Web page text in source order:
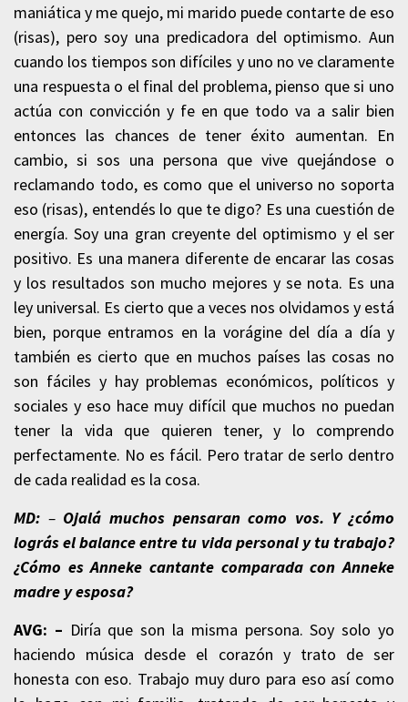
maniática y me quejo, mi marido puede contarte de eso
(risas), pero soy una predicadora del optimismo. Aun
cuando los tiempos son difíciles y uno no ve claramente
una respuesta o el final del problema, pienso que si uno
actúa con convicción y fe en que todo va a salir bien
entonces las chances de tener éxito aumentan. En
cambio, si sos una persona que vive quejándose o
reclamando todo, es como que el universo no soporta
eso (risas), entendés lo que te digo? Es una cuestión de
energía. Soy una gran creyente del optimismo y el ser
positivo. Es una manera diferente de encarar las cosas
y los resultados son mucho mejores y se nota. Es una
ley universal. Es cierto que a veces nos olvidamos y está
bien, porque entramos en la vorágine del día a día y
también es cierto que en muchos países las cosas no
son fáciles y hay problemas económicos, políticos y
sociales y eso hace muy difícil que muchos no puedan
tener la vida que quieren tener, y lo comprendo
perfectamente. No es fácil. Pero tratar de serlo dentro
de cada realidad es la cosa.
MD: – Ojalá muchos pensaran como vos. Y ¿cómo
lográs el balance entre tu vida personal y tu trabajo?
¿Cómo es Anneke cantante comparada con Anneke
madre y esposa?
AVG: – Diría que son la misma persona. Soy solo yo
haciendo música desde el corazón y trato de ser
honesta con eso. Trabajo muy duro para eso así como